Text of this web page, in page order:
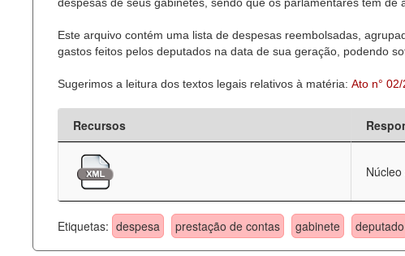
Este arquivo contém uma lista de despesas reembolsadas,
gastos feitos pelos deputados na data de sua geração, podendo
Sugerimos a leitura dos textos legais relativos à matéria: Ato n°
Recursos
Etiquetas: despesa prestação de contas gabinete deputado